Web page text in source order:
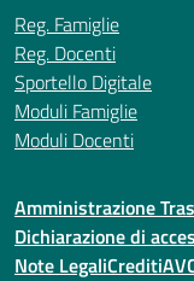
Reg. Famiglie
Reg. Docenti
Sportello Digitale
Moduli Famiglie
Moduli Docenti
Amministrazione
Dichiarazione di
Note LegaliCrediti